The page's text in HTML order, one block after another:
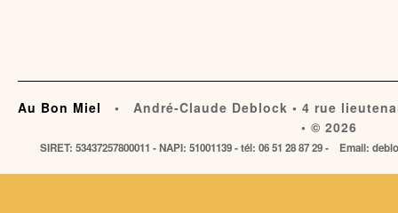
Au Bon Miel
• André-Claude Deblock • 4 rue
• © 2026
SIRET: 53437257800011 - NAPI: 51001139 - tél: 06 51 28 87 29 - Email: